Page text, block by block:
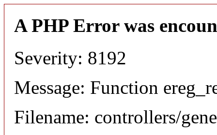
A PHP Error was
Severity: 8192
Message: Function
Filename: controllers/